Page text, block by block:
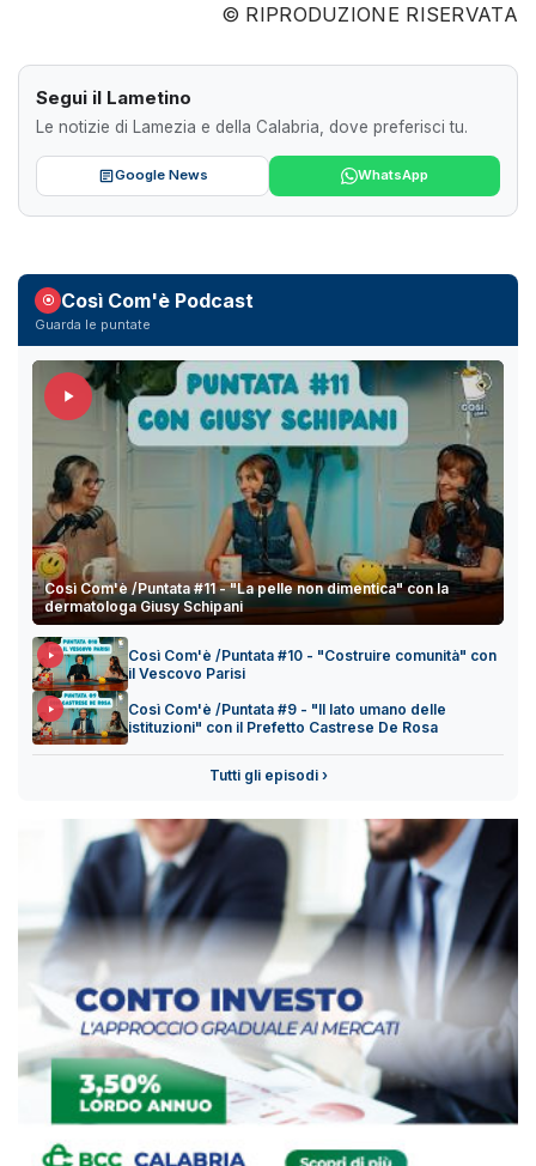
© RIPRODUZIONE RISERVATA
Segui il Lametino
Le notizie di Lamezia e della Calabria, dove preferisci tu.
Google News WhatsApp
Così Com'è Podcast
Guarda le puntate
Così Com'è /Puntata #11 - "La pelle non dimentica" con la
dermatologa Giusy Schipani
Così Com'è /Puntata #10 - "Costruire comunità" con
il Vescovo Parisi
Così Com'è /Puntata #9 - "Il lato umano delle
istituzioni" con il Prefetto Castrese De Rosa
Tutti gli episodi ›